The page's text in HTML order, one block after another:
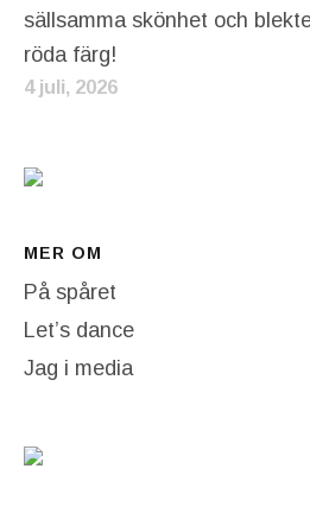
sällsamma skönhet och
röda färg!
4 juli, 2026
MER OM
På spåret
Let’s dance
Jag i media